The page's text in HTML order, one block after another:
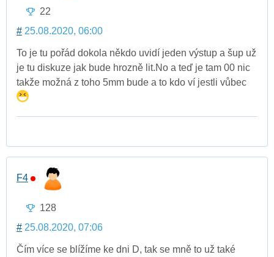
22
# 25.08.2020, 06:00
To je tu pořád dokola někdo uvidí jeden výstup a šup už
je tu diskuze jak bude hrozně lit.No a teď je tam 00 nic
takže možná z toho 5mm bude a to kdo ví jestli vůbec
F4
128
# 25.08.2020, 07:06
Čím více se blížíme ke dni D, tak se mně to už také